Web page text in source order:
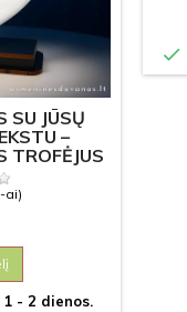
SU JŪSŲ
–
TROFĖJUS
ai)
- 2 dienos.
